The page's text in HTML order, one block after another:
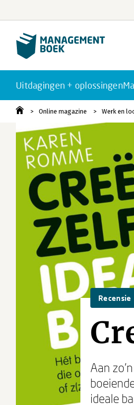
Uitdagingen + oplossingen
Online magazine Werk en
Recensie
Aan
ideale